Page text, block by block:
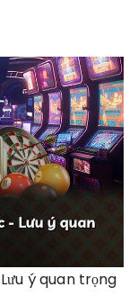
ý quan trọng